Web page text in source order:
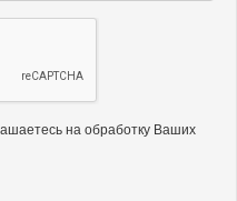
на обработку Ваших